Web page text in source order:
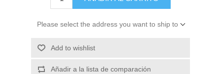
Please select the address you want to ship to
Add to wishlist
Añadir a la lista de comparación